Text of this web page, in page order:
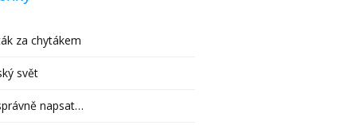
za chytákem
svět
napsat…